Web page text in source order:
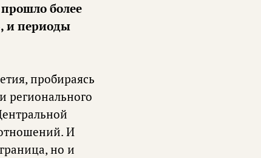
более
и периоды
пробираясь
регионального
И
но и